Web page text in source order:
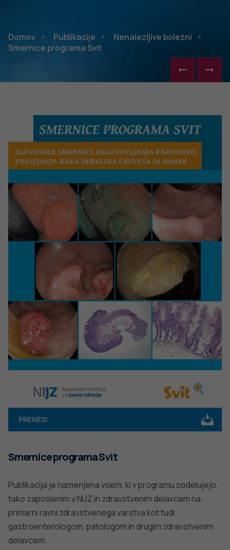
Domov Publikacije
Nenalezljive bolezni
Smernice programa Svit
PRENESI
Smernice programa Svit
Publikacija je namenjena vsem, ki v programu sodelujejo,
tako zaposlenim v NIJZ in zdravstvenim delavcem na
primarni ravni zdravstvenega varstva kot tudi
gastroenterologom, patologom in drugim zdravstvenim
delavcem.